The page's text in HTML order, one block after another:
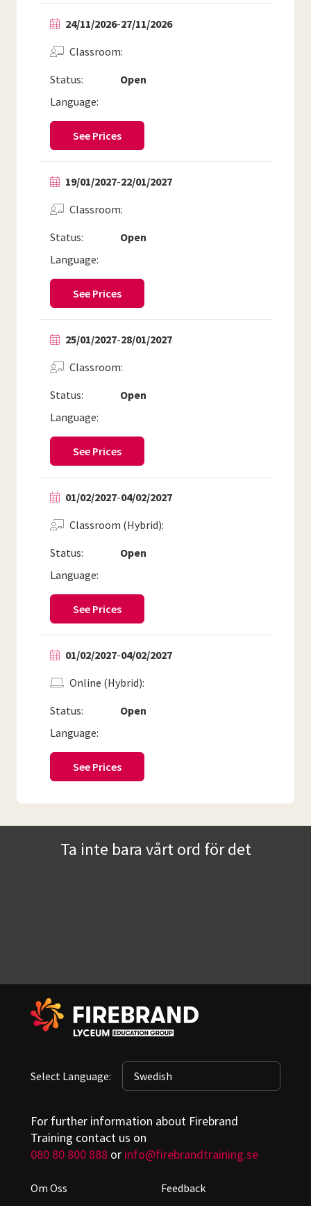
24/11/2026-27/11/2026
Status: Open
Classroom
Language:
See Prices
19/01/2027-22/01/2027
Status: Open
Classroom
Language:
See Prices
25/01/2027-28/01/2027
Status: Open
Classroom
Language:
See Prices
01/02/2027-04/02/2027
Status: Open
Classroom (Hybrid)
Language:
See Prices
01/02/2027-04/02/2027
Status: Open
Online (Hybrid)
Language:
See Prices
Ta inte bara vårt ord för det
Select Language:
For further information about Firebrand
Training contact us on
080 80 800 888 or info@firebrandtraining.se
Om Oss
Feedback